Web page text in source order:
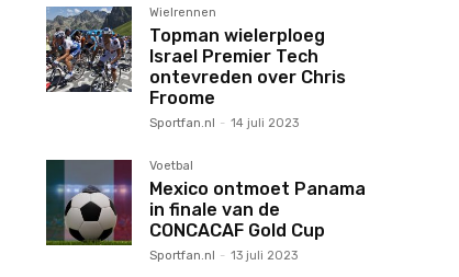
Wielrennen
Topman wielerploeg
Israel Premier Tech
ontevreden over Chris
Froome
Sportfan.nl - 14 juli 2023
Voetbal
Mexico ontmoet Panama
in finale van de
CONCACAF Gold Cup
Sportfan.nl - 13 juli 2023